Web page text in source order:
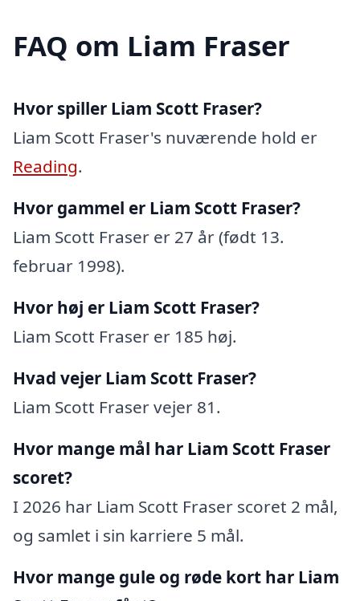
FAQ om Liam Fraser
Hvor spiller Liam Scott Fraser?
Liam Scott Fraser's nuværende hold er
Reading.
Hvor gammel er Liam Scott Fraser?
Liam Scott Fraser er 27 år (født 13.
februar 1998).
Hvor høj er Liam Scott Fraser?
Liam Scott Fraser er 185 høj.
Hvad vejer Liam Scott Fraser?
Liam Scott Fraser vejer 81.
Hvor mange mål har Liam Scott Fraser
scoret?
I 2026 har Liam Scott Fraser scoret 2 mål,
og samlet i sin karriere 5 mål.
Hvor mange gule og røde kort har Liam